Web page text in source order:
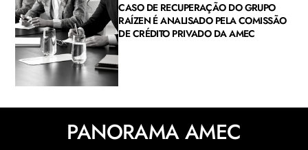
CASO DE RECUPERAÇÃO DO GRUPO
RAÍZEN É ANALISADO PELA COMISSÃO
DE CRÉDITO PRIVADO DA AMEC
PANORAMA AMEC